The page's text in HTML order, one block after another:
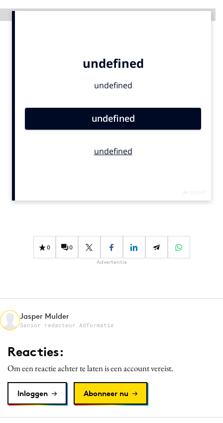
Opleidingen
Vacatures
Bureaus
Effectiviteit
Interne communicatie
Martech
Media
Merkstrategie
Purpose Marketing
Reputatie & crisis
0 0
Advertentie
Jasper Mulder
Senior redacteur Adformatie
Reacties:
Om een reactie achter te laten is een account vereist.
Inloggen Abonneer nu